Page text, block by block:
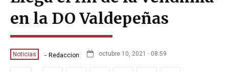
en la DO Valdepeñas
Noticias - Redaccion octubre 10, 2021 · 08:59